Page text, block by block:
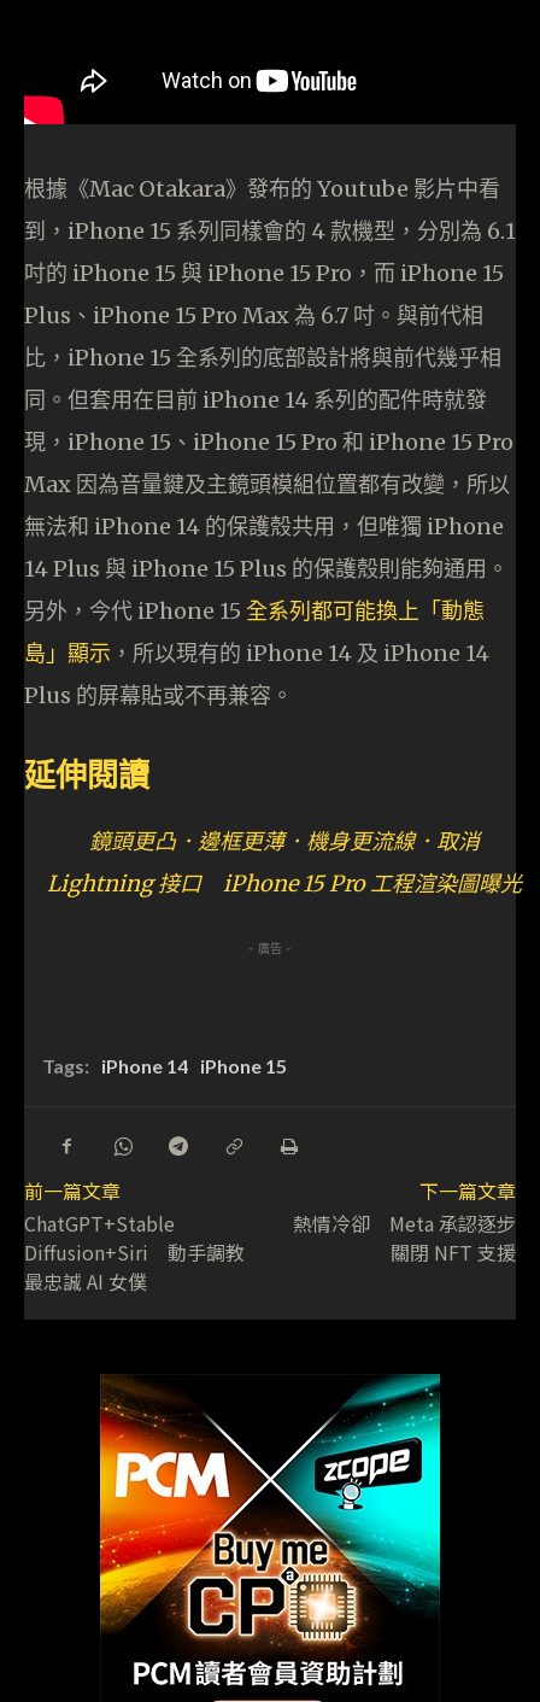
根據《Mac Otakara》發布的 Youtube 影片中看
到，iPhone 15 系列同樣會的 4 款機型，分別為 6.1
吋的 iPhone 15 與 iPhone 15 Pro，而 iPhone 15
Plus、iPhone 15 Pro Max 為 6.7 吋。與前代相
比，iPhone 15 全系列的底部設計將與前代幾乎相
同。但套用在目前 iPhone 14 系列的配件時就發
現，iPhone 15、iPhone 15 Pro 和 iPhone 15 Pro
Max 因為音量鍵及主鏡頭模組位置都有改變，所以
無法和 iPhone 14 的保護殼共用，但唯獨 iPhone
14 Plus 與 iPhone 15 Plus 的保護殼則能夠通用。
另外，今代 iPhone 15 全系列都可能換上「動態
島」顯示 ，所以現有的 iPhone 14 及 iPhone 14
Plus 的屏幕貼或不再兼容。
延伸閱讀
鏡頭更凸．邊框更薄．機身更流線．取消
Lightning 接口 iPhone 15 Pro 工程渲染圖曝光
- 廣告 -
Tags: iPhone 14 iPhone 15
前一篇文章
ChatGPT+Stable
Diffusion+Siri 動手調教
最忠誠 AI 女僕
下一篇文章
熱情冷卻 Meta 承認逐步
關閉 NFT 支援